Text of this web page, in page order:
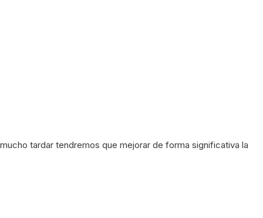
mucho tardar tendremos que mejorar de forma significativa la